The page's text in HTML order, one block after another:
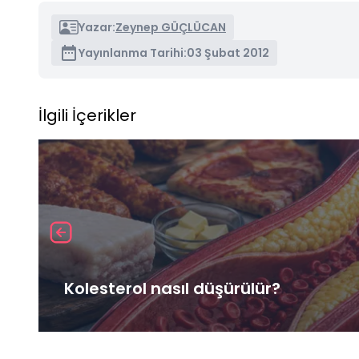
Yazar:Zeynep GÜÇLÜCAN
Yayınlanma Tarihi:03 Şubat 2012
İlgili İçerikler
Kolesterol nasıl düşürülür?